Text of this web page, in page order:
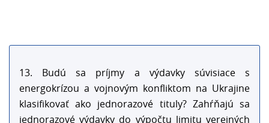
13. Budú sa príjmy a výdavky súvisiace s
energokrízou a vojnovým konfliktom na Ukrajine
klasifikovať ako jednorazové tituly? Zahŕňajú sa
jednorazové výdavky do výpočtu limitu verejných